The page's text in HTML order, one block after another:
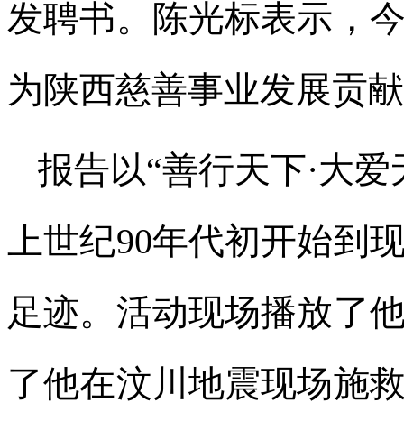
发聘书。陈光标表示，
为陕西慈善事业发展贡
报告以“善行天下·大
上世纪90年代初开始到
足迹。活动现场播放了
了他在汶川地震现场施